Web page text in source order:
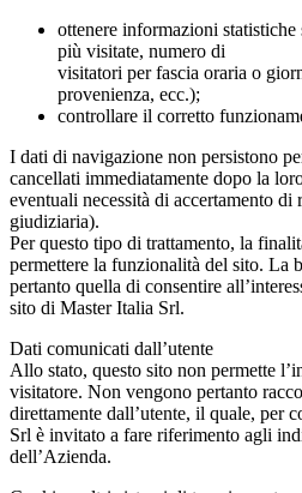
ottenere informazioni
più visitate, numero di
visitatori per fascia oraria o
provenienza, ecc.);
controllare il corretto
I dati di navigazione non persistono
cancellati immediatamente dopo la
eventuali necessità di accertamento di
giudiziaria).
Per questo tipo di trattamento, la
permettere la funzionalità del sito. La
pertanto quella di consentire
sito di Master Italia Srl.
Dati comunicati dall’utente
Allo stato, questo sito non permette
visitatore. Non vengono pertanto
direttamente dall’utente, il quale, per
Srl è invitato a fare riferimento agli
dell’Azienda.